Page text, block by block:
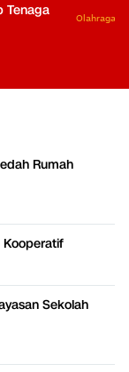
Tenaga
Olahraga
Rumah
Kooperatif
Sekolah